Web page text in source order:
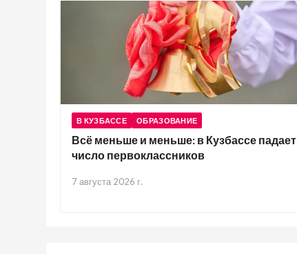
В КУЗБАССЕ ОБРАЗОВАНИЕ
Всё меньше и меньше: в Кузбассе падает
число первоклассников
7 августа 2026 г.